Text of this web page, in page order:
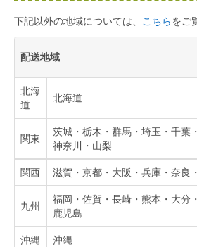
下記以外の地域については、 こちらをご
配送地域
北海
道
北海道
関東
茨城 ・ 栃木 ・ 群馬 ・ 埼玉 ・ 千葉 ・
神奈川
・ 山梨
関西 滋賀 ・ 京都 ・ 大阪 ・ 兵庫 ・ 奈良 ・
九州
福岡 ・ 佐賀 ・ 長崎 ・ 熊本 ・ 大分 ・
鹿児島
沖縄 沖縄